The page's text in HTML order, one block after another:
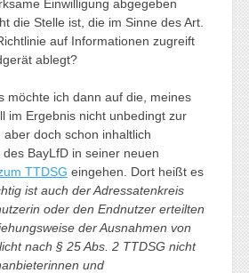
Einwilligung abgegeben
die Stelle ist, die im Sinne des Art.
auf Informationen zugreift
ablegt?
möchte ich dann auf die, meines
im Ergebnis nicht unbedingt zur
aber doch schon inhaltlich
BayLfD in seiner neuen
TTDSG eingehen. Dort heißt es
ist auch der Adressatenkreis
oder den Endnutzer erteilten
der Ausnahmen von
nach § 25 Abs. 2 TTDSG nicht
und